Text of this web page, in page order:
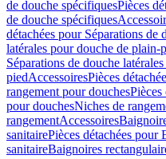
de douche spécifiquesPièces
de douche spécifiques
détachées pour Séparations de
latérales pour douche de plain-
Séparations de douche
piedAccessoiresPièces
rangement pour douchesPièces
pour douchesNiches de
rangementAccessoires
sanitairePièces détachées pour
sanitaireBaignoires